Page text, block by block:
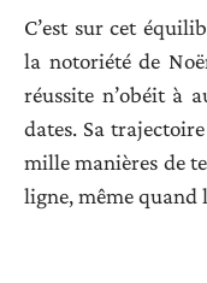
C’est sur cet
la notoriété de
réussite n’obéit à
dates. Sa
mille manières de
ligne, même quand